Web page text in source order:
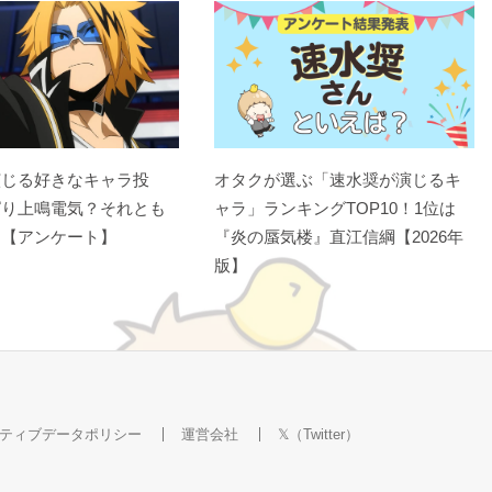
る好きなキャラ投
上鳴電気？それとも
アンケート】
オタクが選ぶ「速水奨が演じるキ
ャラ」ランキングTOP10！1位は
『炎の蜃気楼』直江信綱【2026年
版】
ィブデータポリシー 運営会社 𝕏（Twitter）